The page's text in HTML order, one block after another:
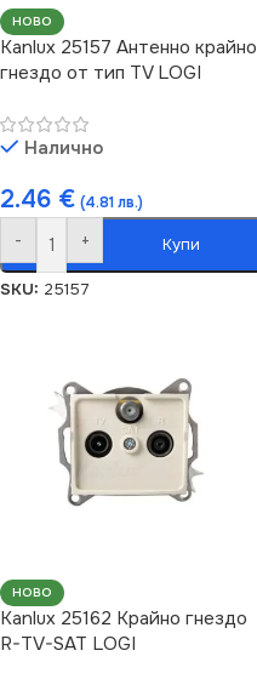
НОВО
Kanlux 25157 Антенно крайно
гнездо от тип TV LOGI
Налично
2.46 € (4.81 лв.)
- + Купи
SKU: 25157
НОВО
Kanlux 25162 Крайно гнездо
R-TV-SAT LOGI